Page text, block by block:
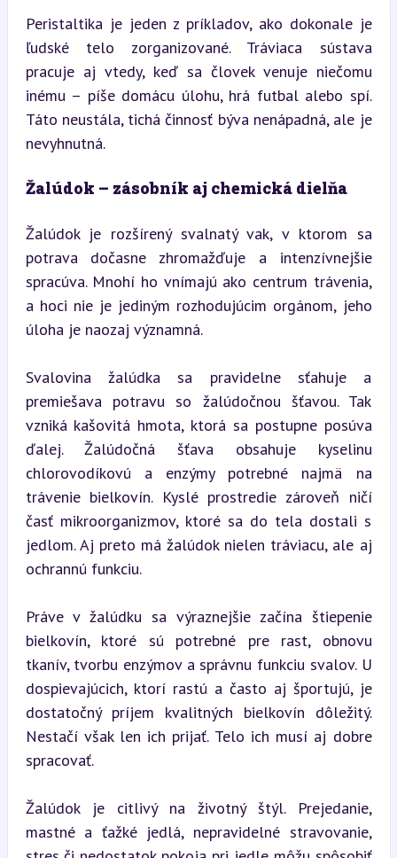
Peristaltika je jeden z príkladov, ako dokonale je
ľudské telo zorganizované. Tráviaca sústava
pracuje aj vtedy, keď sa človek venuje niečomu
inému – píše domácu úlohu, hrá futbal alebo spí.
Táto neustála, tichá činnosť býva nenápadná, ale je
nevyhnutná.
Žalúdok – zásobník aj chemická dielňa
Žalúdok je rozšírený svalnatý vak, v ktorom sa
potrava dočasne zhromažďuje a intenzívnejšie
spracúva. Mnohí ho vnímajú ako centrum trávenia,
a hoci nie je jediným rozhodujúcim orgánom, jeho
úloha je naozaj významná.
Svalovina žalúdka sa pravidelne sťahuje a
premiešava potravu so žalúdočnou šťavou. Tak
vzniká kašovitá hmota, ktorá sa postupne posúva
ďalej. Žalúdočná šťava obsahuje kyselinu
chlorovodíkovú a enzýmy potrebné najmä na
trávenie bielkovín. Kyslé prostredie zároveň ničí
časť mikroorganizmov, ktoré sa do tela dostali s
jedlom. Aj preto má žalúdok nielen tráviacu, ale aj
ochrannú funkciu.
Práve v žalúdku sa výraznejšie začína štiepenie
bielkovín, ktoré sú potrebné pre rast, obnovu
tkanív, tvorbu enzýmov a správnu funkciu svalov. U
dospievajúcich, ktorí rastú a často aj športujú, je
dostatočný príjem kvalitných bielkovín dôležitý.
Nestačí však len ich prijať. Telo ich musí aj dobre
spracovať.
Žalúdok je citlivý na životný štýl. Prejedanie,
mastné a ťažké jedlá, nepravidelné stravovanie,